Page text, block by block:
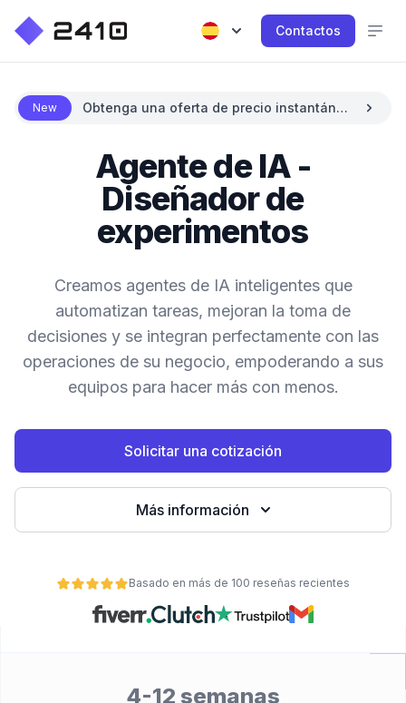
Contactos
New
Obtenga una oferta de precio instantánea
Agente de IA -
Diseñador de
experimentos
Creamos agentes de IA inteligentes que
automatizan tareas, mejoran la toma de
decisiones y se integran perfectamente con las
operaciones de su negocio, empoderando a sus
equipos para hacer más con menos.
Solicitar una cotización
Más información
Basado en más de 100 reseñas recientes
4-12 semanas